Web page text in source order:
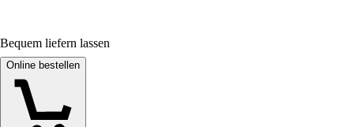
Bequem liefern lassen
Online bestellen